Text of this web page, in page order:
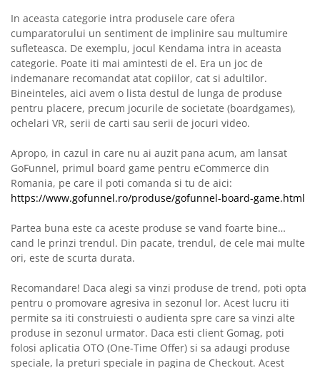
In aceasta categorie intra produsele care ofera
cumparatorului un sentiment de implinire sau multumire
sufleteasca. De exemplu, jocul Kendama intra in aceasta
categorie. Poate iti mai amintesti de el. Era un joc de
indemanare recomandat atat copiilor, cat si adultilor.
Bineinteles, aici avem o lista destul de lunga de produse
pentru placere, precum jocurile de societate (boardgames),
ochelari VR, serii de carti sau serii de jocuri video.
Apropo, in cazul in care nu ai auzit pana acum, am lansat
GoFunnel, primul board game pentru eCommerce din
Romania, pe care il poti comanda si tu de aici:
https://www.gofunnel.ro/produse/gofunnel-board-game.html
Partea buna este ca aceste produse se vand foarte bine…
cand le prinzi trendul. Din pacate, trendul, de cele mai multe
ori, este de scurta durata.
Recomandare! Daca alegi sa vinzi produse de trend, poti opta
pentru o promovare agresiva in sezonul lor. Acest lucru iti
permite sa iti construiesti o audienta spre care sa vinzi alte
produse in sezonul urmator. Daca esti client Gomag, poti
folosi aplicatia OTO (One-Time Offer) si sa adaugi produse
speciale, la preturi speciale in pagina de Checkout. Acest